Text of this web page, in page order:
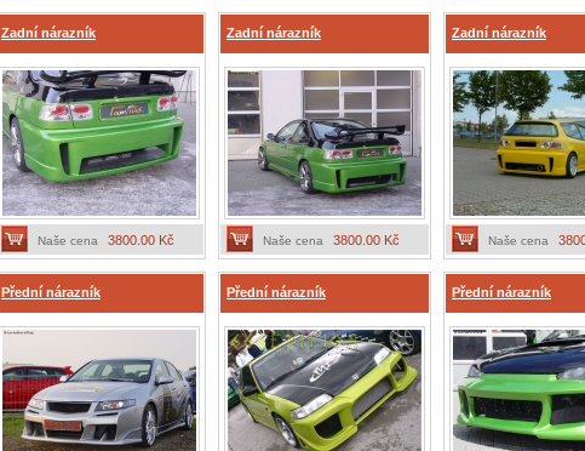
Zadní nárazník
Naše cena 3800.00 Kč
Zadní nárazník
Naše cena 3800.00 Kč
Zadní nárazník
Naše cena
Přední nárazník Přední nárazník Přední nárazník